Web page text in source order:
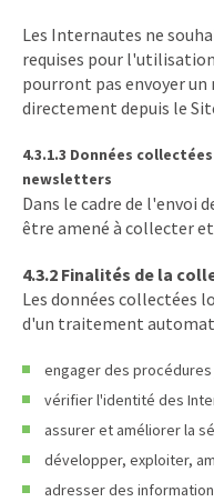
Les Internautes ne
requises pour
pourront pas envoyer un
directement depuis le
4.3.1.3 Données
newsletters
Dans le cadre de l'envoi
être amené à collecter
4.3.2 Finalités de la
Les données collectées
d'un traitement
engager des
vérifier l'identité des
assurer et améliorer la
développer, exploiter,
adresser des